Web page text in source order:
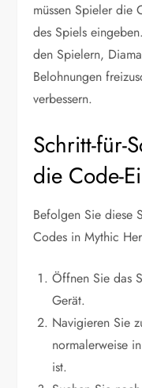
müssen Spieler die
des Spiels
den Spielern,
Belohnungen
verbessern.
Schritt-für-
die Code-
Befolgen Sie diese
Codes in Mythic
Öffnen Sie das
Gerät.
Navigieren Sie
normalerweise
ist.